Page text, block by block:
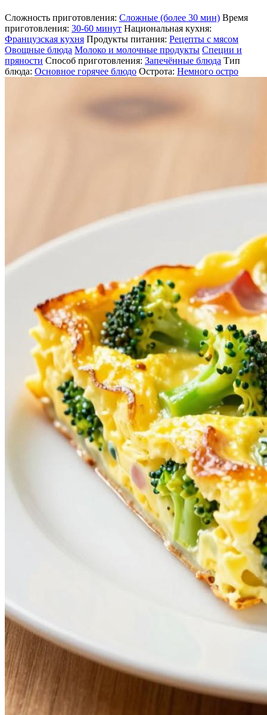
Сложность приготовления: Сложные (более 30 мин) Время
приготовления: 30-60 минут Национальная кухня:
Французская кухня Продукты питания: Рецепты с мясом
Овощные блюда Молоко и молочные продукты Специи и
пряности Способ приготовления: Запечённые блюда Тип
блюда: Основное горячее блюдо Острота: Немного остро